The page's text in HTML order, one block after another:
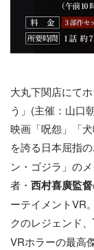
大丸下関店にて
う」(主催：山口
映画「呪怨」「
を誇る日本屈指
ン・ゴジラ」の
者・ 西村喜廣監督
ーテイメントVR
クのレジェンド、
VRホラーの最高